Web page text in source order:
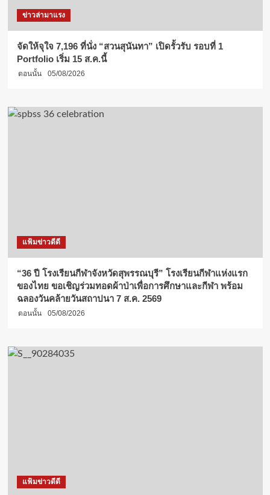
ข่าวล่ามาแรง
จัดให้จุใจ 7,196 ที่นั่ง “สวนสุนันทา” เปิดรั้วรับ รอบที่ 1
Portfolio เริ่ม 15 ส.ค.นี้
ตอนนั้น 05/08/2026
แฟ้มข่าวดีดี
“36 ปี โรงเรียนกีฬาจังหวัดสุพรรณบุรี” โรงเรียนกีฬาแห่งแรก
ของไทย ขอเชิญร่วมทอดผ้าป่าเพื่อการศึกษาและกีฬา พร้อม
ฉลองวันคล้ายวันสถาปนา 7 ส.ค. 2569
ตอนนั้น 05/08/2026
แฟ้มข่าวดีดี